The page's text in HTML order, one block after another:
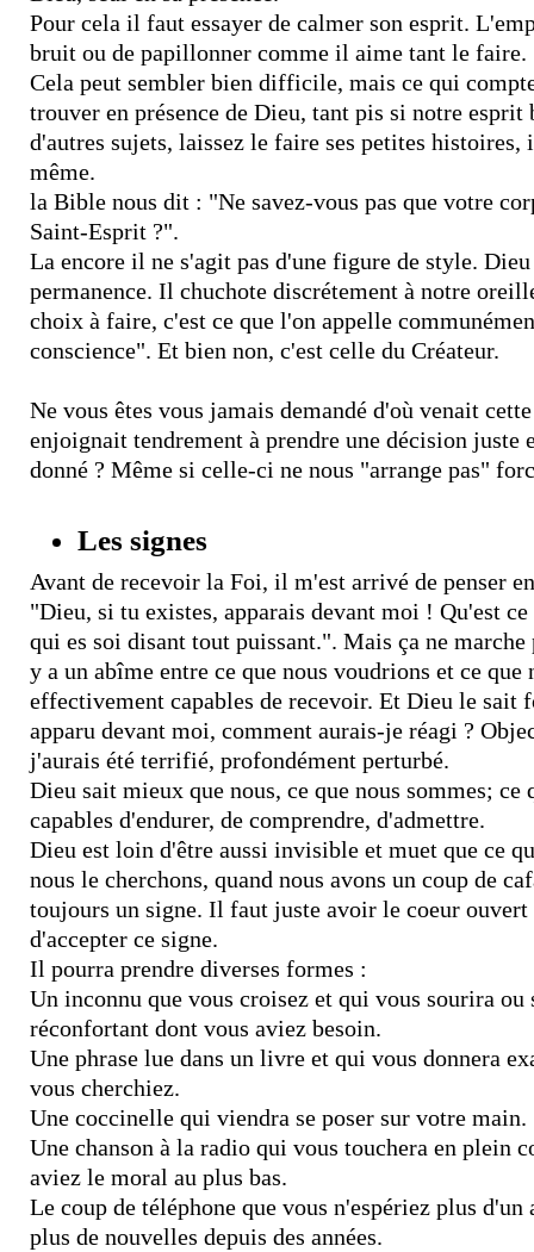
Pour cela il faut essayer de calmer son esprit.
bruit ou de papillonner comme il aime tant le faire.
Cela peut sembler bien difficile, mais ce qui
trouver en présence de Dieu, tant pis si notre esprit
d'autres sujets, laissez le faire ses petites histoires,
même.
la Bible nous dit : "Ne savez-vous pas que votre
Saint-Esprit ?".
La encore il ne s'agit pas d'une figure de style. Dieu
permanence. Il chuchote discrétement à notre
choix à faire, c'est ce que l'on appelle
conscience". Et bien non, c'est celle du Créateur.
Ne vous êtes vous jamais demandé d'où venait
enjoignait tendrement à prendre une décision juste
donné ? Même si celle-ci ne nous "arrange pas"
Les signes
Avant de recevoir la Foi, il m'est arrivé de penser
"Dieu, si tu existes, apparais devant moi ! Qu'est
qui es soi disant tout puissant.". Mais ça ne
y a un abîme entre ce que nous voudrions et ce que
effectivement capables de recevoir. Et Dieu le sait
apparu devant moi, comment aurais-je réagi ?
j'aurais été terrifié, profondément perturbé.
Dieu sait mieux que nous, ce que nous sommes; ce
capables d'endurer, de comprendre, d'admettre.
Dieu est loin d'être aussi invisible et muet que ce
nous le cherchons, quand nous avons un coup de
toujours un signe. Il faut juste avoir le coeur ouvert
d'accepter ce signe.
Il pourra prendre diverses formes :
Un inconnu que vous croisez et qui vous sourira ou
réconfortant dont vous aviez besoin.
Une phrase lue dans un livre et qui vous donnera
vous cherchiez.
Une coccinelle qui viendra se poser sur votre main.
Une chanson à la radio qui vous touchera en plein
aviez le moral au plus bas.
Le coup de téléphone que vous n'espériez plus
plus de nouvelles depuis des années.